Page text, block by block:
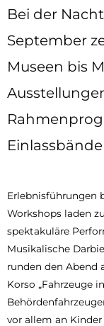
Bei der
September
Museen bis
Erlebnisführungen
Workshops laden
spektakuläre
Musikalische
runden den Abend
Korso „Fahrzeuge
vor allem an